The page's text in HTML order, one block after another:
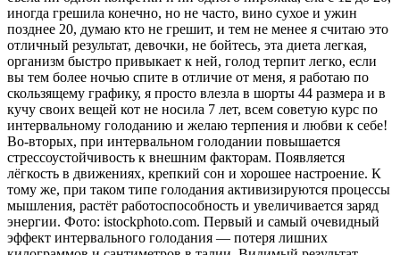
иногда грешила конечно, но не часто, вино сухое и ужин
позднее 20, думаю кто не грешит, и тем не менее я считаю это
отличный результат, девочки, не бойтесь, эта диета легкая,
организм быстро привыкает к ней, голод терпит легко, если
вы тем более ночью спите в отличие от меня, я работаю по
скользящему графику, я просто влезла в шорты 44 размера и в
кучу своих вещей кот не носила 7 лет, всем советую курс по
интервальному голоданию и желаю терпения и любви к себе!
Во-вторых, при интервальном голодании повышается
стрессоустойчивость к внешним факторам. Появляется
лёгкость в движениях, крепкий сон и хорошее настроение. К
тому же, при таком типе голодания активизируются процессы
мышления, растёт работоспособность и увеличивается заряд
энергии. Фото: istockphoto.com. Первый и самый очевидный
эффект интервального голодания — потеря лишних